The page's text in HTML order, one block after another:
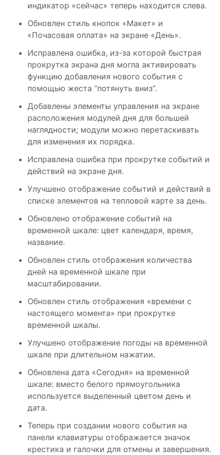
индикатор «сейчас» теперь находится слева.
Обновлен стиль кнопок «Макет» и
«Почасовая оплата» на экране «День».
Исправлена ​​ошибка, из-за которой быстрая
прокрутка экрана дня могла активировать
функцию добавления нового события с
помощью жеста “потянуть вниз”.
Добавлены элементы управления на экране
расположения модулей дня для большей
наглядности; модули можно перетаскивать
для изменения их порядка.
Исправлена ​​ошибка при прокрутке событий и
действий на экране дня.
Улучшено отображение событий и действий в
списке элементов на тепловой карте за день.
Обновлено отображение событий на
временной шкале: цвет календаря, время,
название.
Обновлен стиль отображения количества
дней на временной шкале при
масштабировании.
Обновлен стиль отображения «времени с
настоящего момента» при прокрутке
временной шкалы.
Улучшено отображение погоды на временной
шкале при длительном нажатии.
Обновлена ​​дата «Сегодня» на временной
шкале: вместо белого прямоугольника
используется выделенный цветом день и
дата.
Теперь при создании нового события на
панели клавиатуры отображается значок
крестика и галочки для отмены и завершения.